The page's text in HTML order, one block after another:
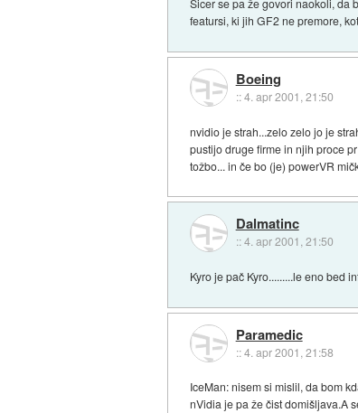
Sicer se pa že govori naokoli, da
featursi, ki jih GF2 ne premore,
Boeing
::4. apr 2001, 21:50
nvidio je strah...zelo zelo jo je
pustijo druge firme in njih proce
tožbo... in če bo (je) powerVR
Dalmatinc
::4. apr 2001, 21:50
Kyro je pač Kyro.........le eno bed
Paramedic
::4. apr 2001, 21:58
IceMan: nisem si mislil, da bom
nVidia je pa že čist domišljava.A